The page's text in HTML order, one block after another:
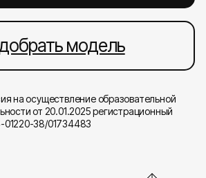
модель
на осуществление образовательной
от 20.01.2025 регистрационный
38/01734483